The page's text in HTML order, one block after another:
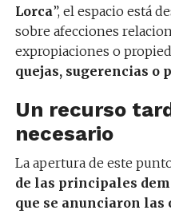
Lorca”, el espacio está
sobre afecciones
expropiaciones o
quejas, sugerencias o
Un recurso
necesario
La apertura de este
de las principales
que se anunciaron las